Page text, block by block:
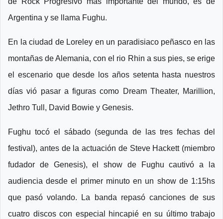
Argentina y se llama Fughu.
En la ciudad de Loreley en un paradisiaco peñasco en las
montañas de Alemania, con el rio Rhin a sus pies, se erige
el escenario que desde los años setenta hasta nuestros
días vió pasar a figuras como Dream Theater, Marillion,
Jethro Tull, David Bowie y Genesis.
Fughu tocó el sábado (segunda de las tres fechas del
festival), antes de la actuación de Steve Hackett (miembro
fudador de Genesis), el show de Fughu cautivó a la
audiencia desde el primer minuto en un show de 1:15hs
que pasó volando. La banda repasó canciones de sus
cuatro discos con especial hincapié en su último trabajo